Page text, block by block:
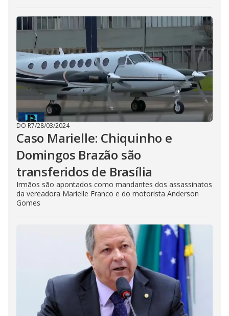
DO R7/28/03/2024
Caso Marielle: Chiquinho e
Domingos Brazão são
transferidos de Brasília
Irmãos são apontados como mandantes dos assassinatos
da vereadora Marielle Franco e do motorista Anderson
Gomes